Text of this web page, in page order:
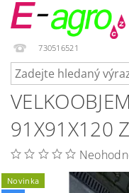
730516521
91X91X120
Novinka